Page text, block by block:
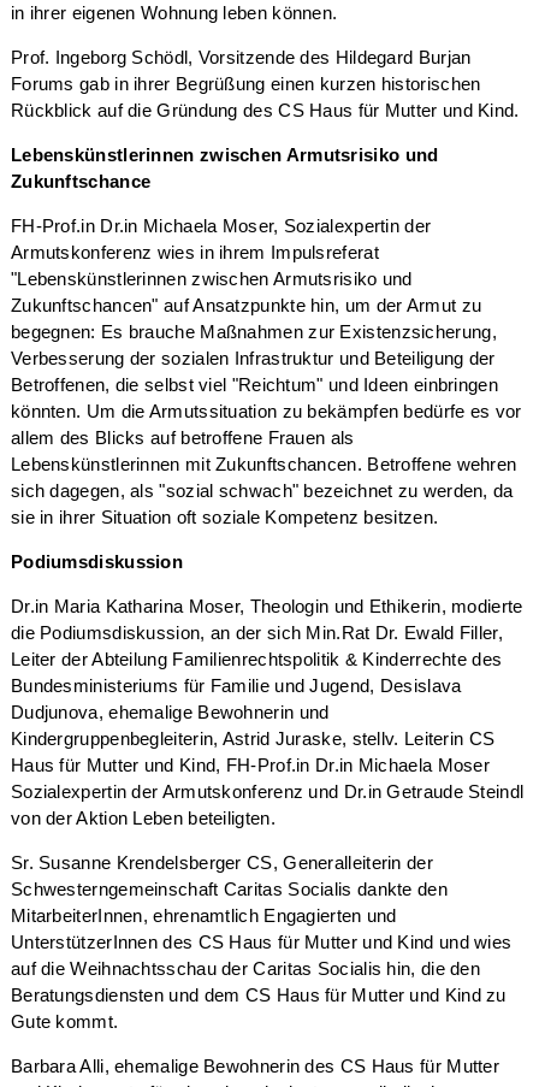
in ihrer eigenen Wohnung leben können.
Prof. Ingeborg Schödl, Vorsitzende des Hildegard Burjan
Forums gab in ihrer Begrüßung einen kurzen historischen
Rückblick auf die Gründung des CS Haus für Mutter und Kind.
Lebenskünstlerinnen zwischen Armutsrisiko und
Zukunftschance
FH-Prof.in Dr.in Michaela Moser, Sozialexpertin der
Armutskonferenz wies in ihrem Impulsreferat
"Lebenskünstlerinnen zwischen Armutsrisiko und
Zukunftschancen" auf Ansatzpunkte hin, um der Armut zu
begegnen: Es brauche Maßnahmen zur Existenzsicherung,
Verbesserung der sozialen Infrastruktur und Beteiligung der
Betroffenen, die selbst viel "Reichtum" und Ideen einbringen
könnten. Um die Armutssituation zu bekämpfen bedürfe es vor
allem des Blicks auf betroffene Frauen als
Lebenskünstlerinnen mit Zukunftschancen. Betroffene wehren
sich dagegen, als "sozial schwach" bezeichnet zu werden, da
sie in ihrer Situation oft soziale Kompetenz besitzen.
Podiumsdiskussion
Dr.in Maria Katharina Moser, Theologin und Ethikerin, modierte
die Podiumsdiskussion, an der sich Min.Rat Dr. Ewald Filler,
Leiter der Abteilung Familienrechtspolitik & Kinderrechte des
Bundesministeriums für Familie und Jugend, Desislava
Dudjunova, ehemalige Bewohnerin und
Kindergruppenbegleiterin, Astrid Juraske, stellv. Leiterin CS
Haus für Mutter und Kind, FH-Prof.in Dr.in Michaela Moser
Sozialexpertin der Armutskonferenz und Dr.in Getraude Steindl
von der Aktion Leben beteiligten.
Sr. Susanne Krendelsberger CS, Generalleiterin der
Schwesterngemeinschaft Caritas Socialis dankte den
MitarbeiterInnen, ehrenamtlich Engagierten und
UnterstützerInnen des CS Haus für Mutter und Kind und wies
auf die Weihnachtsschau der Caritas Socialis hin, die den
Beratungsdiensten und dem CS Haus für Mutter und Kind zu
Gute kommt.
Barbara Alli, ehemalige Bewohnerin des CS Haus für Mutter